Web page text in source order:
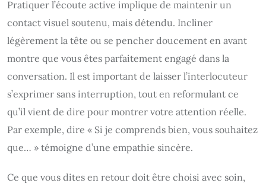
Pratiquer l’écoute active implique de maintenir un
contact visuel soutenu, mais détendu. Incliner
légèrement la tête ou se pencher doucement en avant
montre que vous êtes parfaitement engagé dans la
conversation. Il est important de laisser l’interlocuteur
s’exprimer sans interruption, tout en reformulant ce
qu’il vient de dire pour montrer votre attention réelle.
Par exemple, dire « Si je comprends bien, vous souhaitez
que… » témoigne d’une empathie sincère.
Ce que vous dites en retour doit être choisi avec soin,